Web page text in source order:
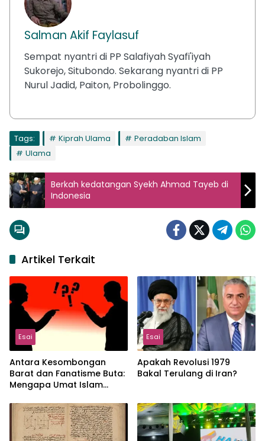
Salman Akif Faylasuf
Sempat nyantri di PP Salafiyah Syafi'iyah
Sukorejo, Situbondo. Sekarang nyantri di PP
Nurul Jadid, Paiton, Probolinggo.
Tags: Kiprah Ulama
Peradaban Islam
Ulama
Berkah kedatangan Syekh Ahmad Tayeb di
Indonesia
Artikel Terkait
Esai
Antara Kesombongan
Barat dan Fanatisme Buta:
Mengapa Umat Islam
Esai
Apakah Revolusi 1979
Bakal Terulang di Iran?